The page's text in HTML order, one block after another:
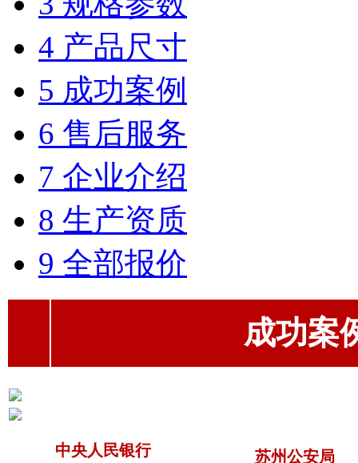
4 产品尺寸
5 成功案例
6 售后服务
7 企业介绍
8 生产资质
9 全部报价
成功案例（
中央人民银行 苏州公安局